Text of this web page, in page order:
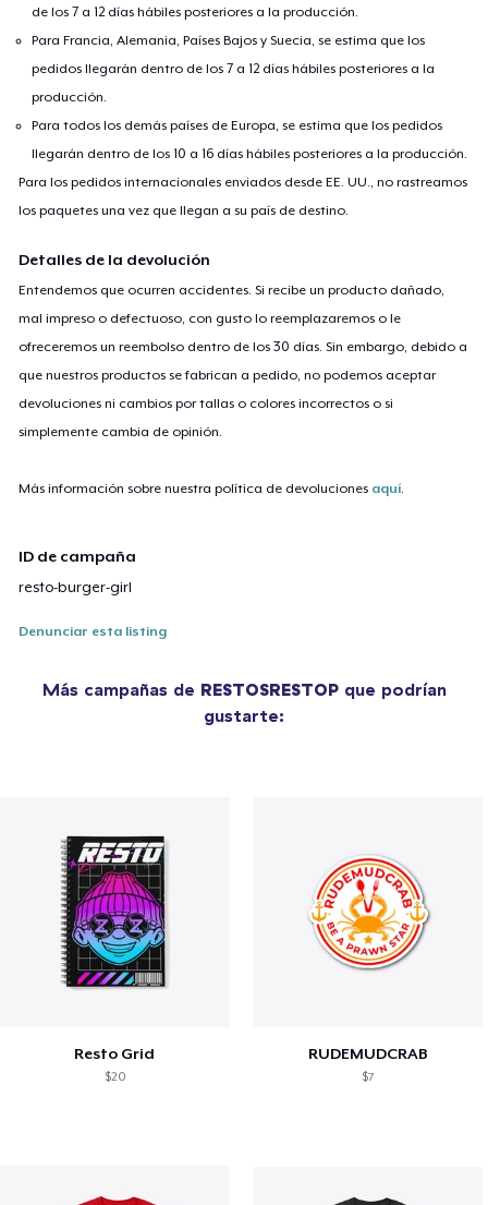
de los 7 a 12 días hábiles posteriores a la producción.
Para Francia, Alemania, Países Bajos y Suecia, se estima que los
pedidos llegarán dentro de los 7 a 12 días hábiles posteriores a la
producción.
Para todos los demás países de Europa, se estima que los pedidos
llegarán dentro de los 10 a 16 días hábiles posteriores a la producción.
Para los pedidos internacionales enviados desde EE. UU., no rastreamos
los paquetes una vez que llegan a su país de destino.
Detalles de la devolución
Entendemos que ocurren accidentes. Si recibe un producto dañado,
mal impreso o defectuoso, con gusto lo reemplazaremos o le
ofreceremos un reembolso dentro de los 30 días. Sin embargo, debido a
que nuestros productos se fabrican a pedido, no podemos aceptar
devoluciones ni cambios por tallas o colores incorrectos o si
simplemente cambia de opinión.
Más información sobre nuestra política de devoluciones aquí.
ID de campaña
resto-burger-girl
Denunciar esta listing
Más campañas de RESTOSRESTOPque podrían
gustarte:
Resto Grid
$20
RUDEMUDCRAB
$7